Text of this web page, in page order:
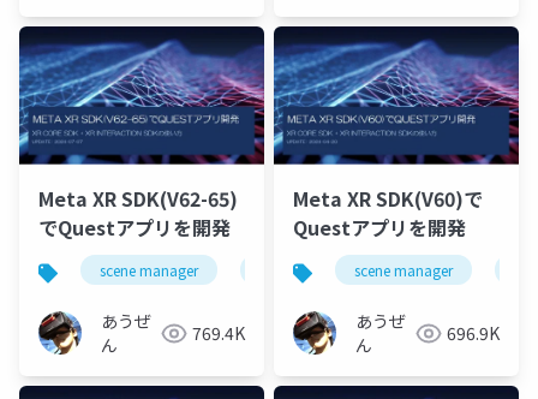
Meta XR SDK(V62-65)
でQuestアプリを開発
scene manager depth api オクルージョン
あうぜ
ん
769.4K
Meta XR SDK(V60)で
Questアプリを開発
scene manager
あうぜ
ん
696.9K